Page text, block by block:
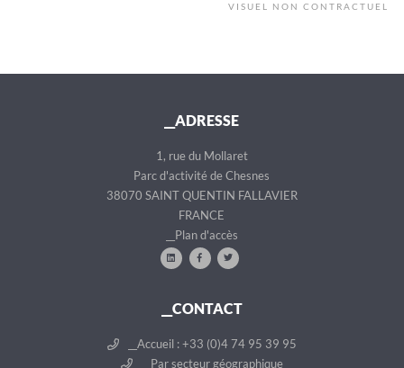
VISUEL NON CONTRACTUEL
__ADRESSE
1, rue du Mollaret
Parc d'activité de Chesnes
38070 SAINT QUENTIN FALLAVIER
FRANCE
__Plan d'accès
__CONTACT
__Accueil : +33 (0)4 74 95 39 95
__Par secteur géographique